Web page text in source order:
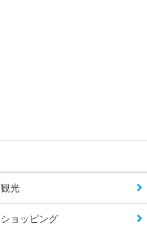
観光
ショッピング